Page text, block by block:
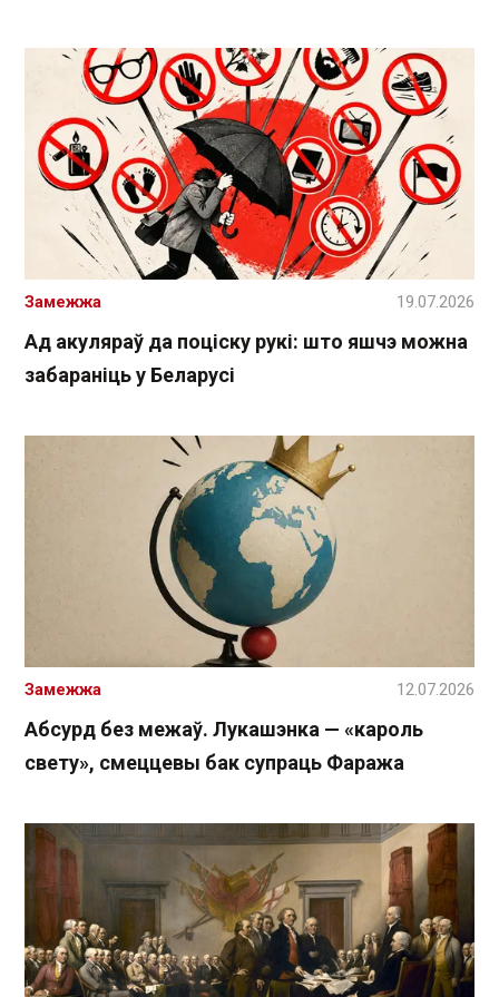
Ад акуляраў да поціску рукі: што яшчэ можна
забараніць у Беларусі
Замежжа 19.07.2026
Абсурд без межаў. Лукашэнка — «кароль
свету», смеццевы бак супраць Фаража
Замежжа 12.07.2026